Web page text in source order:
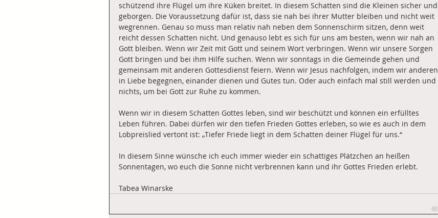
schützend ihre Flügel um ihre Küken breitet. In diesem Schatten sind die Kleinen sicher und
geborgen. Die Voraussetzung dafür ist, dass sie nah bei ihrer Mutter bleiben und nicht weit
wegrennen. Genau so muss man relativ nah neben dem Sonnenschirm sitzen, denn weit
reicht dessen Schatten nicht. Und genauso lebt es sich für uns am besten, wenn wir nah an
Gott bleiben. Wenn wir Zeit mit Gott und seinem Wort verbringen. Wenn wir unsere Sorgen
Gott bringen und bei ihm Hilfe suchen. Wenn wir sonntags in die Gemeinde gehen und
gemeinsam mit anderen Gottesdienst feiern. Wenn wir Jesus nachfolgen, indem wir anderen
in Liebe begegnen, einander dienen und Gutes tun. Oder auch einfach mal still werden und
nichts, um bei Gott zur Ruhe zu kommen.
Wenn wir in diesem Schatten Gottes leben, sind wir beschützt und können ein erfülltes
Leben führen. Dabei dürfen wir den tiefen Frieden Gottes erleben, so wie es auch in dem
Lobpreislied vertont ist: „Tiefer Friede liegt in dem Schatten deiner Flügel für uns.“
In diesem Sinne wünsche ich euch immer wieder ein schattiges Plätzchen an heißen
Sonnentagen, wo euch die Sonne nicht verbrennen kann und ihr Gottes Frieden erlebt.
Tabea Winarske